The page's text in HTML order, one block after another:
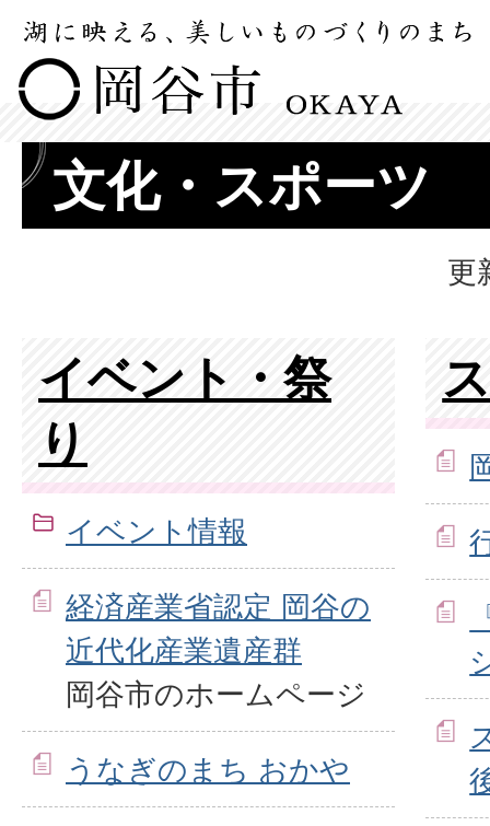
文化・スポーツ
更
イベント・祭
り
イベント情報
経済産業省認定 岡谷の
近代化産業遺産群
岡谷市のホームページ
うなぎのまち おかや